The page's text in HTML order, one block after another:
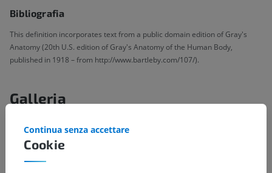
Bibliografia
This definition incorporates text from a public domain edition of Gray's
Anatomy (20th U.S. edition of Gray's Anatomy of the Human Body,
published in 1918 – from http://www.bartleby.com/107/).
Galleria
Cookie
Continua senza accettare